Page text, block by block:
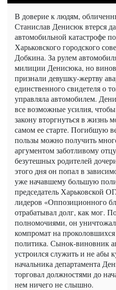
В доверие к людям,
Станислав Денисюк втерся
автомобильной катастрофе
Харьковского городского
Добкина. За рулем
милиции Денисюка, но
признали девушку-жертву
единственного свидетеля о
управляла автомобилем.
все возможные усилия,
закону вторгнуться в жизнь
самом ее старте. Погибшую
пользы можно получить
аргументом заботливому
безутешных родителей
этого дня он попал в
уже начавшему большую
председатель Харьковской
лидеров «Оппозиционного
отрабатывал долг, как мог.
полномочиями, он
компромат на
политика. Сынок-виновник
устроился служить и не абы
начальника департамента
торговал должностями до
нем ничего не слышно.